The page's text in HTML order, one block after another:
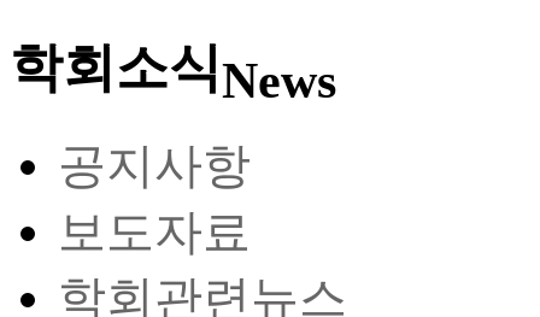
학회소식News
공지사항
보도자료
학회관련뉴스